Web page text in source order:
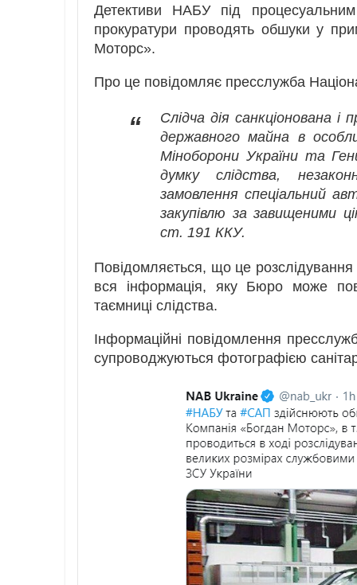
Детективи НАБУ під процесуальним
прокуратури проводять обшуки у
Моторс».
Про це повідомляє пресслужба
“
Слідча дія санкціонована
державного майна в
Міноборони України та
думку слідства,
замовлення спеціальний
закупівлю за завищеними
ст. 191 ККУ.
Повідомляється, що це
вся інформація, яку Бюро може
таємниці слідства.
Інформаційні повідомлення
супроводжуються фотографією